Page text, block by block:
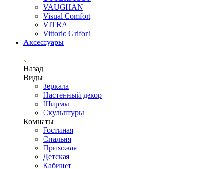
VAUGHAN
Visual Comfort
VITRA
Vittorio Grifoni
Аксессуары
Назад
Виды
Зеркала
Настенный декор
Ширмы
Скульптуры
Комнаты
Гостиная
Спальня
Прихожая
Детская
Кабинет